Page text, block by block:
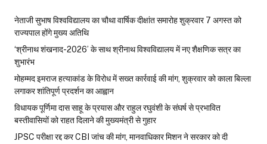
नेताजी सुभाष विश्वविद्यालय का चौथा वार्षिक दीक्षांत समारोह शुक्रवार 7 अगस्त को
राज्यपाल होंगे मुख्य अतिथि
‘श्रीनाथ शंखनाद-2026’ के साथ श्रीनाथ विश्वविद्यालय में नए शैक्षणिक सत्र का
शुभारंभ
मोहम्मद इमराज हत्याकांड के विरोध में सख्त कार्रवाई की मांग, शुक्रवार को काला बिल्ला
लगाकर शांतिपूर्ण प्रदर्शन का आह्वान
विधायक पूर्णिमा दास साहू के प्रयास और राहुल रघुवंशी के संघर्ष से प्रभावित
बस्तीवासियों को राहत दिलाने की मुख्यमंत्री से गुहार
JPSC परीक्षा रद्द कर CBI जांच की मांग, मानवाधिकार मिशन ने सरकार को दी